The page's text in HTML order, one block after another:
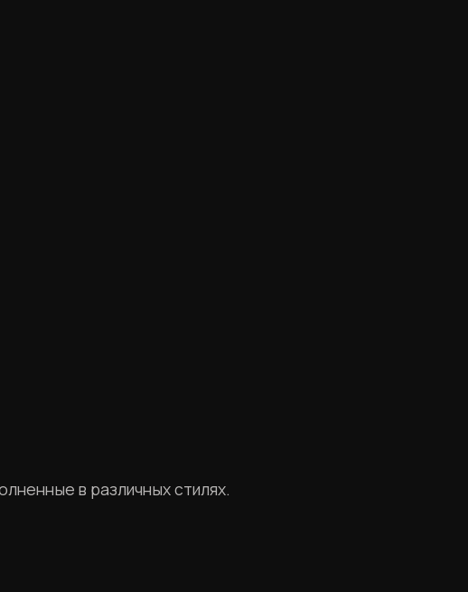
в различных стилях.